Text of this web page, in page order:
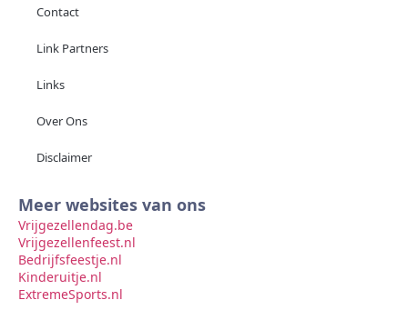
Contact
Link Partners
Links
Over Ons
Disclaimer
Meer websites van ons
Vrijgezellendag.be
Vrijgezellenfeest.nl
Bedrijfsfeestje.nl
Kinderuitje.nl
ExtremeSports.nl